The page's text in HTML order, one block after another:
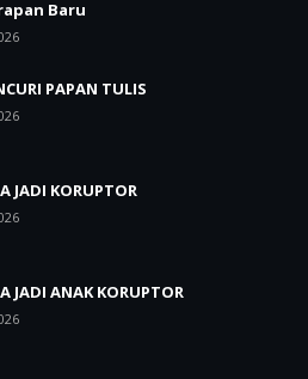
Baru
PAPAN TULIS
JADI KORUPTOR
JADI ANAK KORUPTOR